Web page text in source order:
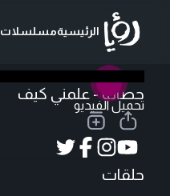
الرئيسيةمسلسلات
تحميل الفيديو
حصالة - علمني كيف
حلقات